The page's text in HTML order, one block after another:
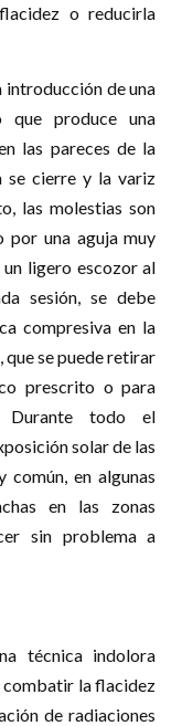
o reducirla
introducción de una
que produce una
las pareces de la
se cierre y la variz
las molestias son
por una aguja muy
ligero escozor al
sesión, se debe
compresiva en la
se puede retirar
prescrito o para
Durante todo el
solar de las
común, en algunas
en las zonas
sin problema a
técnica indolora
combatir la flacidez
de radiaciones